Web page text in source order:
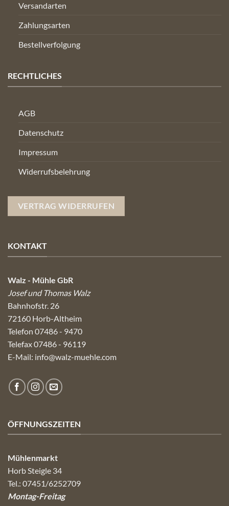
Versandarten
Zahlungsarten
Bestellverfolgung
RECHTLICHES
AGB
Datenschutz
Impressum
Widerrufsbelehrung
VERTRAG WIDERRUFEN
KONTAKT
Walz - Mühle GbR
Josef und Thomas Walz
Bahnhofstr. 26
72160 Horb-Altheim
Telefon 07486 - 9470
Telefax 07486 - 96119
E-Mail: info@walz-muehle.com
ÖFFNUNGSZEITEN
Mühlenmarkt
Horb Steigle 34
Tel.: 07451/6252709
Montag-Freitag